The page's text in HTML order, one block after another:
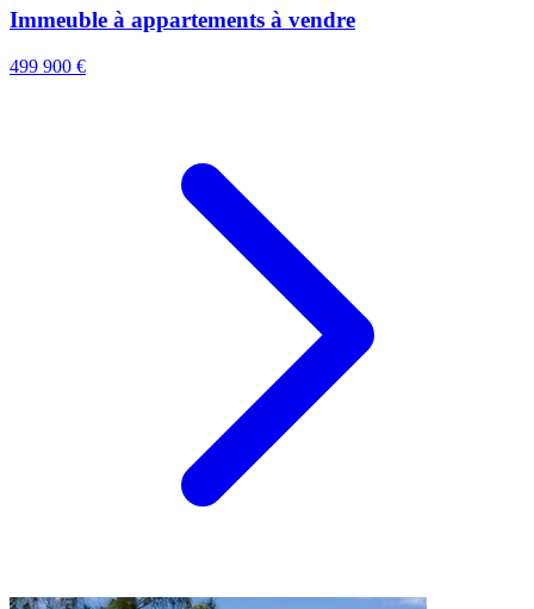
Immeuble à appartements à vendre
499 900 €